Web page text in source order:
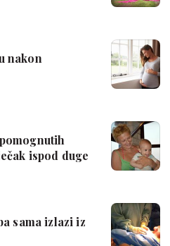
nakon
ispod duge
sama izlazi iz